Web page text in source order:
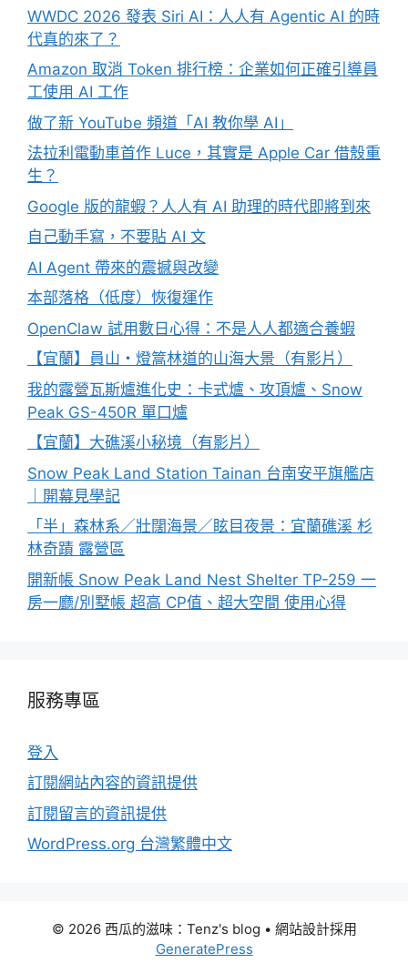
WWDC 2026 發表 Siri AI：人人有 Agentic AI 的時
代真的來了？
Amazon 取消 Token 排行榜：企業如何正確引導員
工使用 AI 工作
做了新 YouTube 頻道「AI 教你學 AI」
法拉利電動車首作 Luce，其實是 Apple Car 借殼重
生？
Google 版的龍蝦？人人有 AI 助理的時代即將到來
自己動手寫，不要貼 AI 文
AI Agent 帶來的震撼與改變
本部落格（低度）恢復運作
OpenClaw 試用數日心得：不是人人都適合養蝦
【宜蘭】員山・燈篙林道的山海大景（有影片）
我的露營瓦斯爐進化史：卡式爐、攻頂爐、Snow
Peak GS-450R 單口爐
【宜蘭】大礁溪小秘境（有影片）
Snow Peak Land Station Tainan 台南安平旗艦店
｜開幕見學記
「半」森林系／壯闊海景／眩目夜景：宜蘭礁溪 杉
林奇蹟 露營區
開新帳 Snow Peak Land Nest Shelter TP-259 一
房一廳/別墅帳 超高 CP值、超大空間 使用心得
服務專區
登入
訂閱網站內容的資訊提供
訂閱留言的資訊提供
WordPress.org 台灣繁體中文
© 2026 西瓜的滋味：Tenz's blog • 網站設計採用
GeneratePress